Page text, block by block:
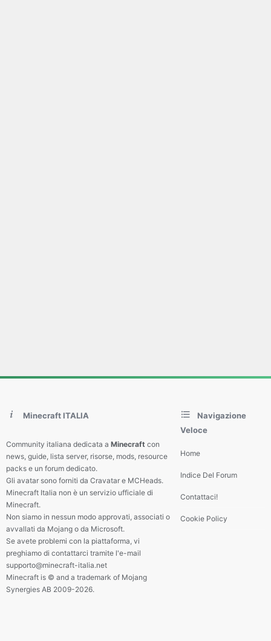
Minecraft ITALIA
Community italiana dedicata a Minecraft con
news, guide, lista server, risorse, mods, resource
packs e un forum dedicato.
Gli avatar sono forniti da Cravatar e MCHeads.
Minecraft Italia non è un servizio ufficiale di
Minecraft.
Non siamo in nessun modo approvati, associati o
avvallati da Mojang o da Microsoft.
Se avete problemi con la piattaforma, vi
preghiamo di contattarci tramite l'e-mail
supporto@minecraft-italia.net
Minecraft is © and a trademark of Mojang
Synergies AB 2009-2026.
Navigazione
Veloce
Home
Indice Del Forum
Contattaci!
Cookie Policy